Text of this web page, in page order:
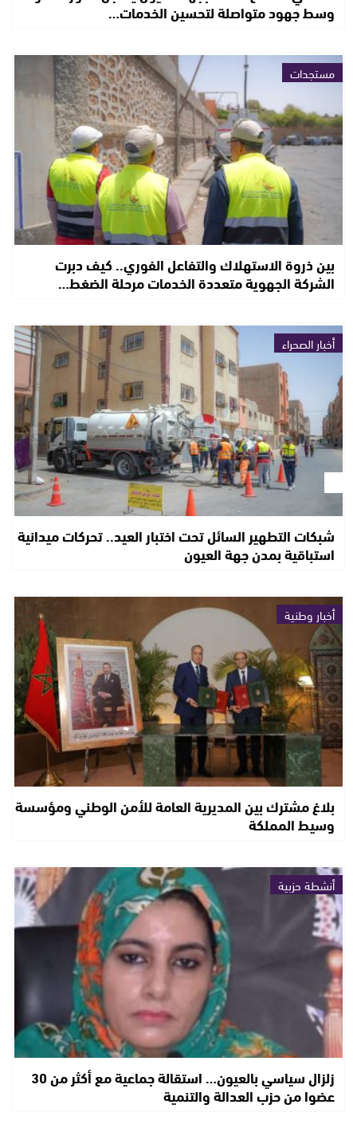
وسط جهود متواصلة لتحسين الخدمات…
مستجدات
بين ذروة الاستهلاك والتفاعل الفوري.. كيف دبرت
الشركة الجهوية متعددة الخدمات مرحلة الضغط…
أخبار الصحراء
شبكات التطهير السائل تحت اختبار العيد.. تحركات ميدانية
استباقية بمدن جهة العيون
أخبار وطنية
بلاغ مشترك بين المديرية العامة للأمن الوطني ومؤسسة
وسيط المملكة
أنشطة حزبية
زلزال سياسي بالعيون… استقالة جماعية مع أكثر من 30
عضوا من حزب العدالة والتنمية